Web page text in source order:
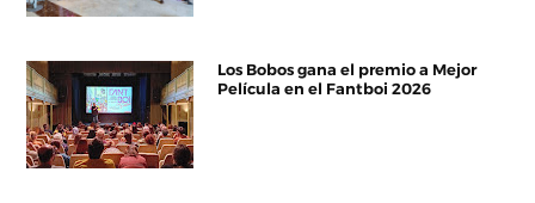
Los Bobos gana el premio a Mejor
Película en el Fantboi 2026